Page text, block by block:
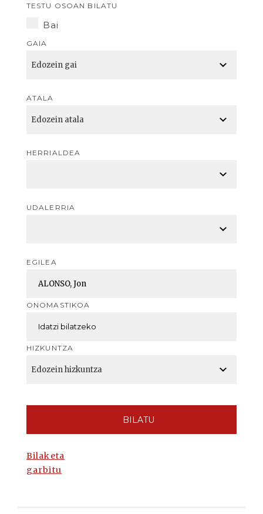
TESTU OSOAN BILATU
Bai
GAIA
ATALA
HERRIALDEA
UDALERRIA
EGILEA
ONOMASTIKOA
HIZKUNTZA
BILATU
Bilaketa
garbitu